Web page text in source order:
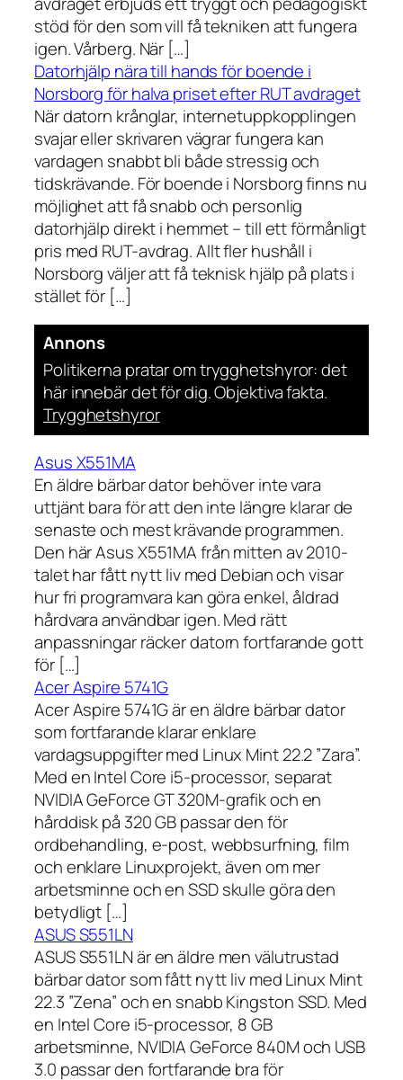
stöd för den som vill få tekniken att fungera
igen. Vårberg. När […]
Datorhjälp nära till hands för boende i
Norsborg för halva priset efter RUT avdraget
När datorn krånglar, internetuppkopplingen
svajar eller skrivaren vägrar fungera kan
vardagen snabbt bli både stressig och
tidskrävande. För boende i Norsborg finns nu
möjlighet att få snabb och personlig
datorhjälp direkt i hemmet – till ett förmånligt
pris med RUT-avdrag. Allt fler hushåll i
Norsborg väljer att få teknisk hjälp på plats i
stället för […]
Annons
Politikerna pratar om trygghetshyror: det
här innebär det för dig. Objektiva fakta.
Trygghetshyror
Asus X551MA
En äldre bärbar dator behöver inte vara
uttjänt bara för att den inte längre klarar de
senaste och mest krävande programmen.
Den här Asus X551MA från mitten av 2010-
talet har fått nytt liv med Debian och visar
hur fri programvara kan göra enkel, åldrad
hårdvara användbar igen. Med rätt
anpassningar räcker datorn fortfarande gott
för […]
Acer Aspire 5741G
Acer Aspire 5741G är en äldre bärbar dator
som fortfarande klarar enklare
vardagsuppgifter med Linux Mint 22.2 ”Zara”.
Med en Intel Core i5-processor, separat
NVIDIA GeForce GT 320M-grafik och en
hårddisk på 320 GB passar den för
ordbehandling, e-post, webbsurfning, film
och enklare Linuxprojekt, även om mer
arbetsminne och en SSD skulle göra den
betydligt […]
ASUS S551LN
ASUS S551LN är en äldre men välutrustad
bärbar dator som fått nytt liv med Linux Mint
22.3 ”Zena” och en snabb Kingston SSD. Med
en Intel Core i5-processor, 8 GB
arbetsminne, NVIDIA GeForce 840M och USB
3.0 passar den fortfarande bra för